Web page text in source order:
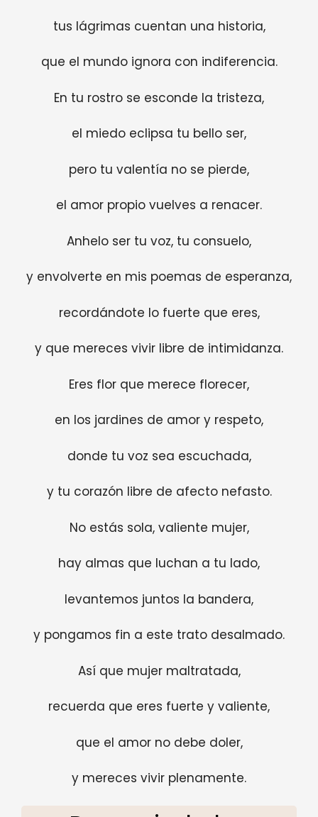
tus lágrimas cuentan una historia,
que el mundo ignora con indiferencia.
En tu rostro se esconde la tristeza,
el miedo eclipsa tu bello ser,
pero tu valentía no se pierde,
el amor propio vuelves a renacer.
Anhelo ser tu voz, tu consuelo,
y envolverte en mis poemas de esperanza,
recordándote lo fuerte que eres,
y que mereces vivir libre de intimidanza.
Eres flor que merece florecer,
en los jardines de amor y respeto,
donde tu voz sea escuchada,
y tu corazón libre de afecto nefasto.
No estás sola, valiente mujer,
hay almas que luchan a tu lado,
levantemos juntos la bandera,
y pongamos fin a este trato desalmado.
Así que mujer maltratada,
recuerda que eres fuerte y valiente,
que el amor no debe doler,
y mereces vivir plenamente.